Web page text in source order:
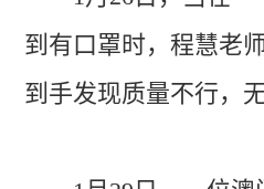
到有口罩时，程慧老
到手发现质量不行，